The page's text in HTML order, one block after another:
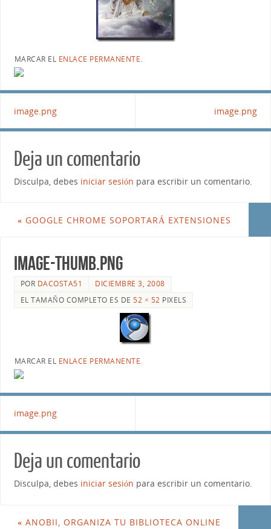
MARCAR EL ENLACE PERMANENTE.
image.png image.png
Deja un comentario
Disculpa, debes iniciar sesión para escribir un comentario.
« GOOGLE CHROME SOPORTARÁ EXTENSIONES
image-thumb.png
POR DACOSTA51
DICIEMBRE 3, 2008
EL TAMAÑO COMPLETO ES DE52 × 52 PIXELS
MARCAR EL ENLACE PERMANENTE.
image.png
Deja un comentario
Disculpa, debes iniciar sesión para escribir un comentario.
« ANOBII, ORGANIZA TU BIBLIOTECA ONLINE